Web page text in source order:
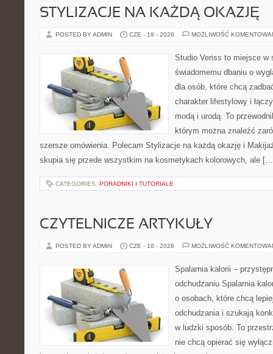
STYLIZACJE NA KAŻDĄ OKAZJĘ
POSTED BY ADMIN CZE - 19 - 2026 MOŻLIWOŚĆ
Studio Veriss to miejsce w
świadomemu dbaniu o
dla osób, które chcą
charakter lifestylowy i
modą i urodą. To
którym można znaleźć
szersze omówienia. Polecam Stylizacje na każdą okazję i
skupia się przede wszystkim na kosmetykach kolorowych, ale
CATEGORIES: PORADNIKI I TUTORIALE
CZYTELNICZE ARTYKUŁY
POSTED BY ADMIN CZE - 18 - 2026 MOŻLIWOŚĆ
Spalarnia kalorii –
odchudzaniu Spalarnia
o osobach, które chcą
odchudzania i szukają
w ludzki sposób. To
nie chcą opierać się